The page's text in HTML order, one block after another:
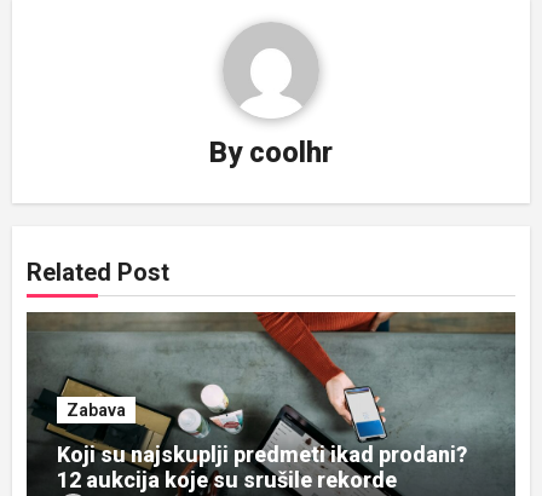
By coolhr
Related Post
Zabava
Koji su najskuplji predmeti ikad prodani?
12 aukcija koje su srušile rekorde